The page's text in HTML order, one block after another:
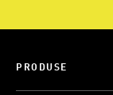
PRODUSE